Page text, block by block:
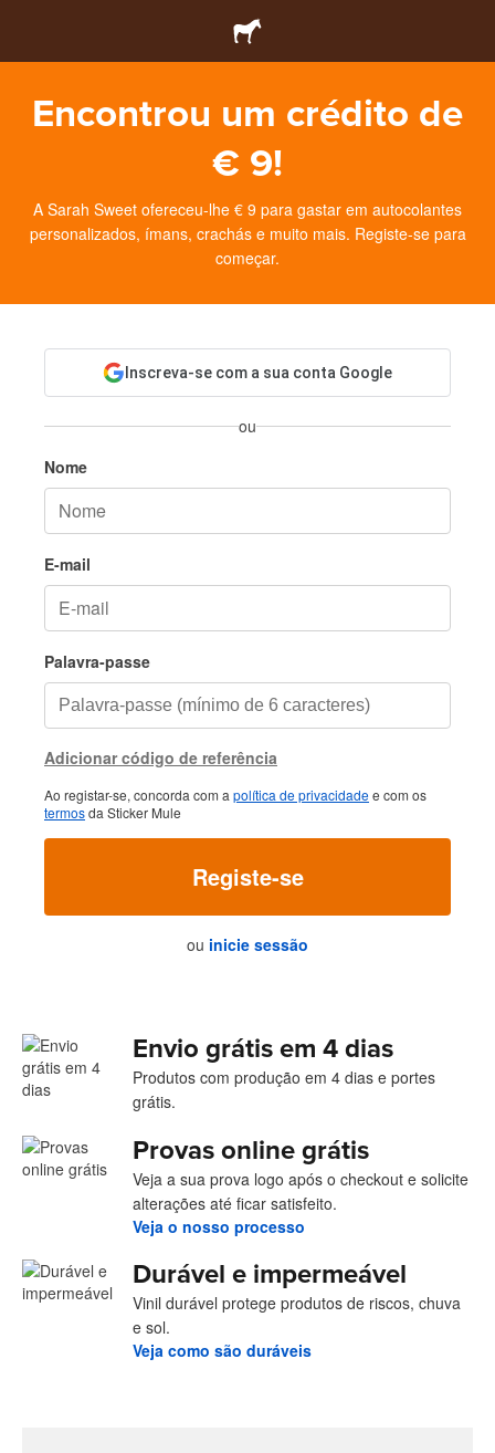
Encontrou um crédito de
€ 9!
A Sarah Sweet ofereceu-lhe € 9 para gastar em autocolantes
personalizados, ímans, crachás e muito mais. Registe-se para
começar.
Inscreva-se com a sua conta Google
ou
Nome
E-mail
Palavra-passe
Adicionar código de referência
Ao registar-se, concorda com a política de privacidadee com os
termosda Sticker Mule
Registe-se
ou inicie sessão
Envio grátis em 4 dias
Produtos com produção em 4 dias e portes
grátis.
Provas online grátis
Veja a sua prova logo após o checkout e solicite
alterações até ficar satisfeito.
Veja o nosso processo
Durável e impermeável
Vinil durável protege produtos de riscos, chuva
e sol.
Veja como são duráveis